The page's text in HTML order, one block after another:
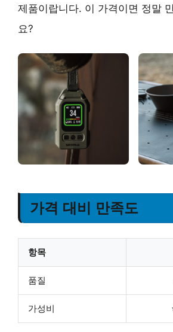
제품이랍니다. 이 가격이면 정말
요?
가격 대비 만족도
항목
품질
가성비